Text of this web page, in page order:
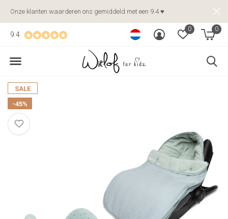
0 0
9.4
Onze klanten waarderen ons gemiddeld met een 9.4 ♥
SALE
-45%